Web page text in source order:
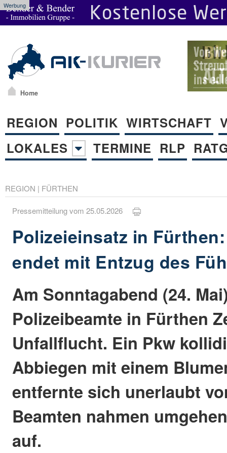
Werbung
Home
REGION POLITIK WIRTSCHAFT
LOKALES
TERMINE RLP
REGION | FÜRTHEN
Pressemitteilung vom 25.05.2026
Polizeieinsatz in
endet mit Entzug des
Am Sonntagabend (24.
Polizeibeamte in Fürthen
Unfallflucht. Ein Pkw
Abbiegen mit einem
entfernte sich unerlaubt
Beamten nahmen
auf.